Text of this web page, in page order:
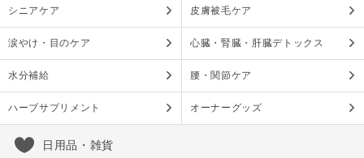
シニアケア 皮膚被毛ケア
涙やけ・目のケア 心臓・腎臓・肝臓デトックス
水分補給 腰・関節ケア
ハーブサプリメント オーナーグッズ
日用品・雑貨